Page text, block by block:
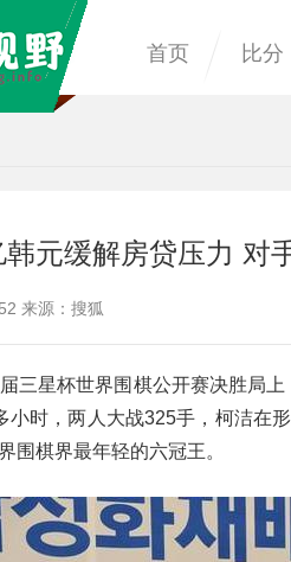
首页 比分
元缓解房贷压力 对
来源：搜狐
三星杯世界围棋公开赛决胜局
小时，两人大战325手，柯洁在
围棋界最年轻的六冠王。